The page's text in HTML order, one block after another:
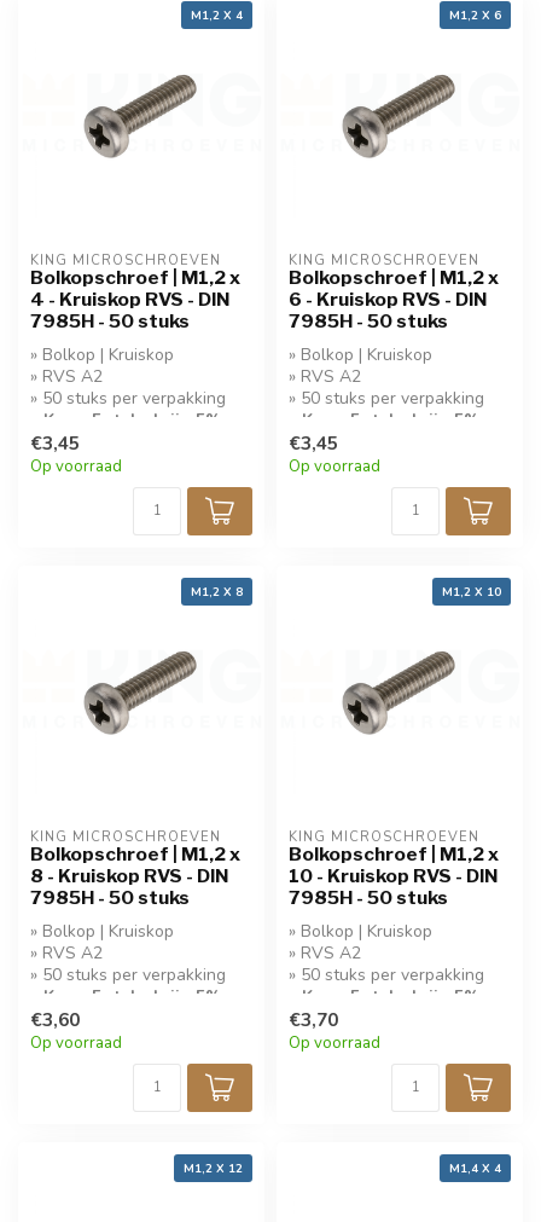
M1,2 X 4
KING MICROSCHROEVEN
Bolkopschroef | M1,2 x
4 - Kruiskop RVS - DIN
7985H - 50 stuks
» Bolkop | Kruiskop
» RVS A2
» 50 stuks per verpakking
» Koop 5 stuks krijg 5%
korting!
€3,45
Op voorraad
M1,2 X 6
KING MICROSCHROEVEN
Bolkopschroef | M1,2 x
6 - Kruiskop RVS - DIN
7985H - 50 stuks
» Bolkop | Kruiskop
» RVS A2
» 50 stuks per verpakking
» Koop 5 stuks krijg 5%
korting!
€3,45
Op voorraad
M1,2 X 8
KING MICROSCHROEVEN
Bolkopschroef | M1,2 x
8 - Kruiskop RVS - DIN
7985H - 50 stuks
» Bolkop | Kruiskop
» RVS A2
» 50 stuks per verpakking
» Koop 5 stuks krijg 5%
korting!
€3,60
Op voorraad
M1,2 X 10
KING MICROSCHROEVEN
Bolkopschroef | M1,2 x
10 - Kruiskop RVS - DIN
7985H - 50 stuks
» Bolkop | Kruiskop
» RVS A2
» 50 stuks per verpakking
» Koop 5 stuks krijg 5%
korting!
€3,70
Op voorraad
M1,2 X 12 M1,4 X 4